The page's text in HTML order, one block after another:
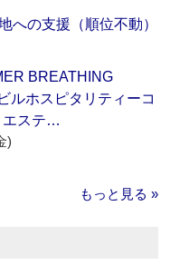
への支援（順位不動）
BREATHING
ルホスピタリティーコ
エステ…
)
もっと見る »